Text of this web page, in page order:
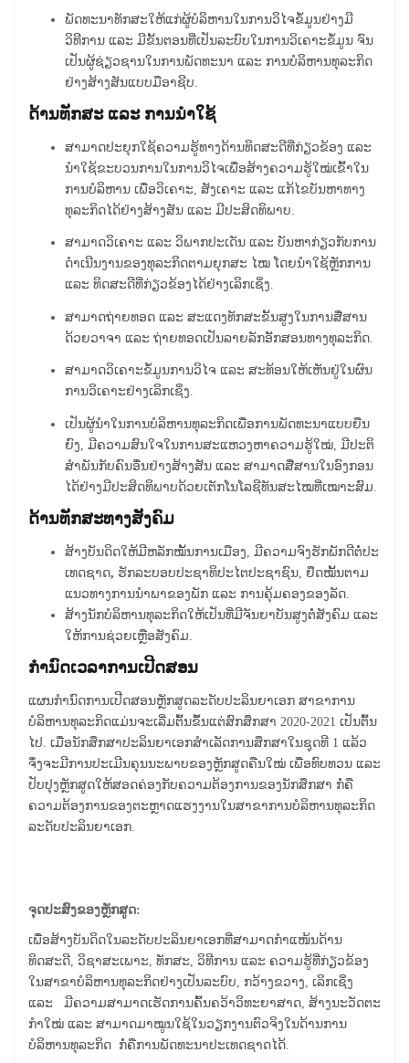
ພັດທະນາທັກສະໃຫ້ແກ່ຜູ້ບໍລິຫານໃນການວິໄຈຂໍ້ມູນຢ່າງມີ
ວິທີການ ແລະ ມີຂັ້ນຕອນທີ່ເປັນລະບົບໃນການວິເຄາະຂໍ້ມູນ ຈົນ
ເປັນຜູ້ຊ່ຽວຊານໃນການພັດທະນາ ແລະ ການບໍລິຫານທຸລະກິດ
ຢ່າງສ້າງສັນແບບມືອາຊີບ.
ດ້ານທັກສະ ແລະ ການນຳໃຊ້
ສາມາດປະຍຸກໃຊ້ຄວາມຮູ້ທາງດ້ານທິດສະດີທີ່ກ່ຽວຂ້ອງ ແລະ
ນຳໃຊ້ຂະບວນການໃນການວິໄຈເພື່ອສ້າງຄວາມຮູ້ໃໝ່ເຂົ້າໃນ
ການບໍລິຫານ ເພື່ອວິເຄາະ, ສັງເຄາະ ແລະ ແກ້ໄຂບັນຫາທາງ
ທຸລະກິດໄດ້ຢ່າງສ້າງສັນ ແລະ ມີປະສິດທິພາບ.
ສາມາດວິເຄາະ ແລະ ວິພາກປະເດັນ ແລະ ບັນຫາກ່ຽວກັບການ
ດຳເນີນງານຂອງທຸລະກິດຕາມຍຸກສະ ໄໝ ໂດຍນຳໃຊ້ຫຼັກການ
ແລະ ທິດສະດີທີ່ກ່ຽວຂ້ອງໄດ້ຢ່າງເລິກເຊິ່ງ.
ສາມາດຖ່າຍທອດ ແລະ ສະແດງທັກສະຂັ້ນສູງໃນການສື່ສານ
ດ້ວຍວາຈາ ແລະ ຖ່າຍທອດເປັນລາຍລັກອັັກສອນທາງທຸລະກິດ.
ສາມາດວິເຄາະຂໍ້ມູນການວິໄຈ ແລະ ສະທ້ອນໃຫ້ເຫັນຢູ່ໃນຜົນ
ການວິເຄາະຢ່າງເລິກເຊິ່ງ.
ເປັນຜູ້ນຳໃນການບໍລິຫານທຸລະກິດເພື່ອການພັດທະນາແບບຍືນ
ຍົງ, ມີຄວາມສົນໃຈໃນການສະແຫວງຫາຄວາມຮູ້ໃໝ່, ມີປະຕິ
ສຳພັນກັບຄົນອື່ນຢ່າງສ້າງສັນ ແລະ ສາມາດສື່ສານໃນອົງກອນ
ໄດ້ຢ່າງມີປະສິດທິພາບດ້ວຍເຕັກໂນໂລຊີທັນສະໄໝທີ່ເໝາະສົມ.
ດ້ານທັກສະທາງສັງຄົມ
ສ້າງບັນດິດໃຫ້ມີຫລັກໝັ້ນການເມືອງ, ມີ​ຄວາມ​ຈົງ​ຮັກ​ພັກ​ດີ​ຕໍ່​ປະ​
ເທດ​ຊາດ, ຮັກລະບອບປະ​ຊາ​ທິ​ປະ​ໄຕປະ​ຊາ​ຊົນ, ຢຶດໝັ້ນ​​ຕາມ
ແນວທາງ​ການ​ນຳພາ​ຂອງ​ພັກ ​ແລະ ການ​ຄຸ້ມ​ຄອງ​ຂອງ​ລັດ.
ສ້າງນັກບໍລິຫານທຸລະກິດໃຫ້ເປັນທີ່ມີຈັນຍາບັນສູງຕໍ່ສັງຄົມ ແລະ
ໃຫ້ການຊ່ວຍເຫຼືອສັງຄົມ.
ກຳນົດເວລາ​ການ​ເປີດ​ສອນ
ແຜນກຳນົດການເປີດສອນຫຼັກສູດລະດັບປະລິນຍາເອກ ສາຂາການ
ບໍລິຫານທຸລະກິດແມ່ນຈະເລີ່ມຕົ້ນຂຶ້ນແຕ່ສົກສຶກສາ 2020-2021 ເປັນຕົ້ນ
ໄປ. ​ເມື່ອ​ນັກສຶກສາປະລິນຍາ​ເອກ​ສຳເລັດການສຶກສາໃນ​ຊຸດ​ທີ 1 ແລ້ວ
ຈຶ່ງຈະ​ມີ​ການ​ປະ​ເມີນຄຸນນະພາບຂອງ​ຫຼັກສູດ​ຄືນ​ໃໝ່ ເພື່ອທົບທວນ ແລະ
ປັບປຸງຫຼັກສູດໃຫ້ສອດຄ່ອງກັບຄວາມຕ້ອງການຂອງນັກສຶກສາ ກໍ່ຄື
ຄວາມຕ້ອງການຂອງຕະຫຼາດແຮງງານໃນສາຂາການບໍລິຫານທຸລະກິດ
ລະດັບປະລິນຍາເອກ.
ຈຸດປະສົງຂອງຫຼັກສູດ:
ເພື່ອສ້າງບັນດິດໃນລະດັບປະລິນຍາເອກທີ່ສາມາດກໍາແໜ້ນດ້ານ
ທິດສະດີ, ວິຊາສະເພາະ, ທັກສະ, ວິທີການ ແລະ ຄວາມຮູ້ທີ່ກ່ຽວຂ້ອງ
ໃນສາຂາບໍລິຫານທຸລະກິດຢ່າງເປັນລະບົບ, ກວ້າງຂວາງ, ເລິກເຊິ່ງ
ແລະ ມີຄວາມສາມາດເຮັດການຄົ້ນຄວ້າວິທະຍາສາດ, ສ້າງນະວັດຕະ
ກໍາໃໝ່ ແລະ ສາມາດມາໝູນໃຊ້ໃນວຽກງານຕົວຈິງໃນດ້ານການ
ບໍລິຫານທຸລະກິດ ກໍ່ຄືການພັດທະນາປະເທດຊາດໄດ້.